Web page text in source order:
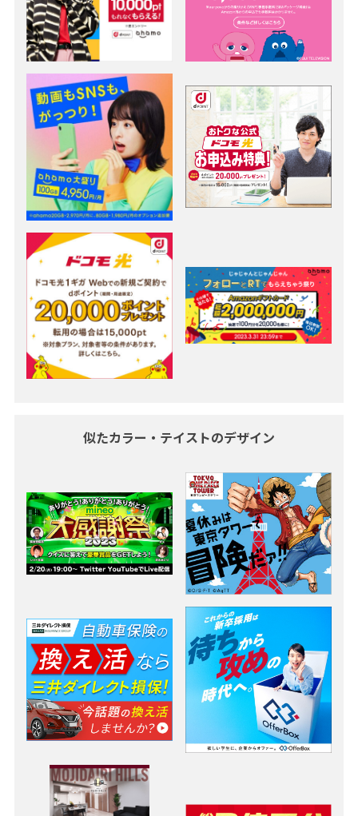
似たカラー・テイストのデザイン